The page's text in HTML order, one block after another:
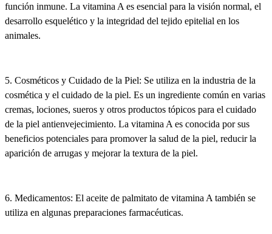
función inmune. La vitamina A es esencial para la visión normal, el
desarrollo esquelético y la integridad del tejido epitelial en los
animales.
5. Cosméticos y Cuidado de la Piel: Se utiliza en la industria de la
cosmética y el cuidado de la piel. Es un ingrediente común en varias
cremas, lociones, sueros y otros productos tópicos para el cuidado
de la piel antienvejecimiento. La vitamina A es conocida por sus
beneficios potenciales para promover la salud de la piel, reducir la
aparición de arrugas y mejorar la textura de la piel.
6. Medicamentos: El aceite de palmitato de vitamina A también se
utiliza en algunas preparaciones farmacéuticas.